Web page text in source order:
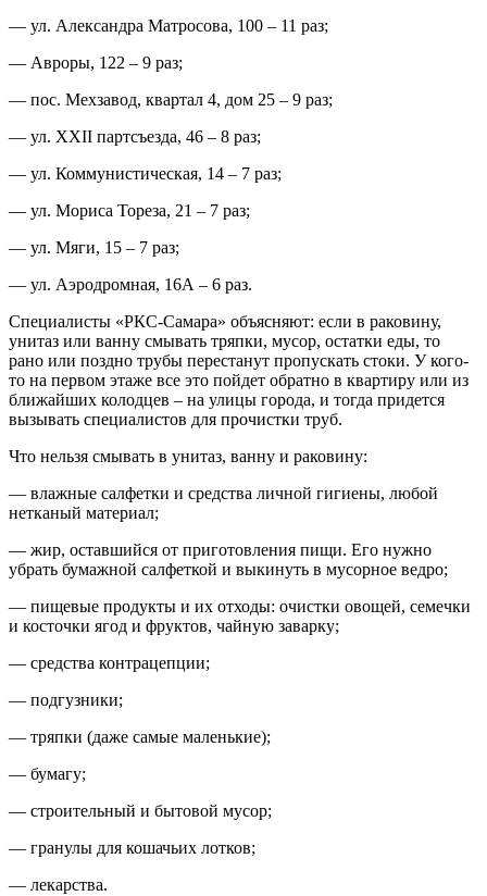
— ул. Александра Матросова, 100 – 11 раз;
— Авроры, 122 – 9 раз;
— пос. Мехзавод, квартал 4, дом 25 – 9 раз;
— ул. XXII партсъезда, 46 – 8 раз;
— ул. Коммунистическая, 14 – 7 раз;
— ул. Мориса Тореза, 21 – 7 раз;
— ул. Мяги, 15 – 7 раз;
— ул. Аэродромная, 16А – 6 раз.
Специалисты «РКС-Самара» объясняют: если в раковину,
унитаз или ванну смывать тряпки, мусор, остатки еды, то
рано или поздно трубы перестанут пропускать стоки. У кого-
то на первом этаже все это пойдет обратно в квартиру или из
ближайших колодцев – на улицы города, и тогда придется
вызывать специалистов для прочистки труб.
Что нельзя смывать в унитаз, ванну и раковину:
— влажные салфетки и средства личной гигиены, любой
нетканый материал;
— жир, оставшийся от приготовления пищи. Его нужно
убрать бумажной салфеткой и выкинуть в мусорное ведро;
— пищевые продукты и их отходы: очистки овощей, семечки
и косточки ягод и фруктов, чайную заварку;
— средства контрацепции;
— подгузники;
— тряпки (даже самые маленькие);
— бумагу;
— строительный и бытовой мусор;
— гранулы для кошачьих лотков;
— лекарства.